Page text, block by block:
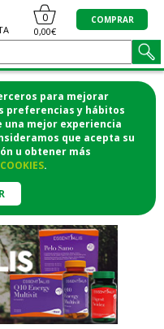
para mejorar
preferencias y hábitos
una mejor experiencia
que acepta su
u obtener más
.
0
0,00€
COMPRAR
EN LA
te lo mandamos